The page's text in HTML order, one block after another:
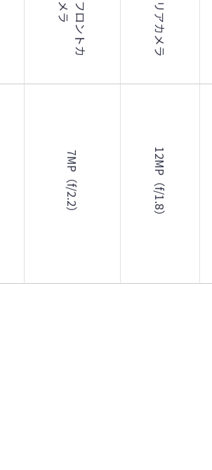
リアカメラ
12MP（f/1.8）
フ
ロ
ン
ト
カ
メ
ラ
7MP（f/2.2）